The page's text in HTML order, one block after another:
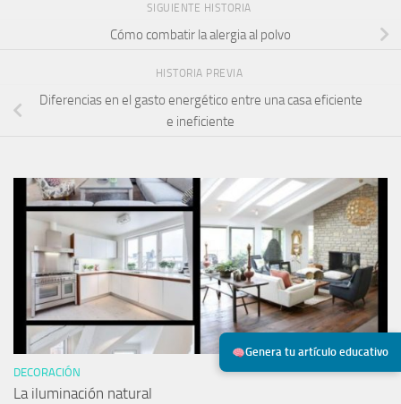
Genera tu artículo educativo
SIGUIENTE HISTORIA
Cómo combatir la alergia al polvo
HISTORIA PREVIA
Diferencias en el gasto energético entre una casa eficiente
e ineficiente
DECORACIÓN
La iluminación natural